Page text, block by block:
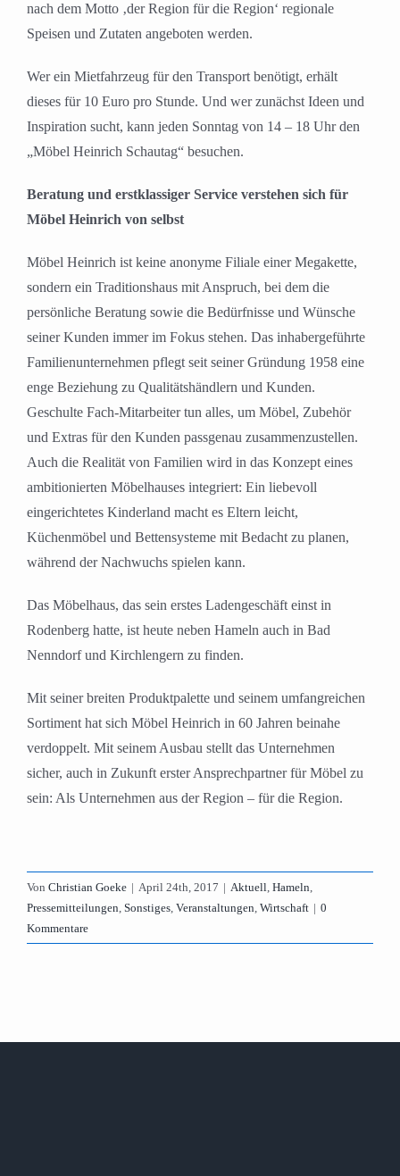
nach dem Motto ‚der Region für die Region‘ regionale
Speisen und Zutaten angeboten werden.
Wer ein Mietfahrzeug für den Transport benötigt, erhält
dieses für 10 Euro pro Stunde. Und wer zunächst Ideen und
Inspiration sucht, kann jeden Sonntag von 14 – 18 Uhr den
„Möbel Heinrich Schautag“ besuchen.
Beratung und erstklassiger Service verstehen sich für
Möbel Heinrich von selbst
Möbel Heinrich ist keine anonyme Filiale einer Megakette,
sondern ein Traditionshaus mit Anspruch, bei dem die
persönliche Beratung sowie die Bedürfnisse und Wünsche
seiner Kunden immer im Fokus stehen. Das inhabergeführte
Familienunternehmen pflegt seit seiner Gründung 1958 eine
enge Beziehung zu Qualitätshändlern und Kunden.
Geschulte Fach-Mitarbeiter tun alles, um Möbel, Zubehör
und Extras für den Kunden passgenau zusammenzustellen.
Auch die Realität von Familien wird in das Konzept eines
ambitionierten Möbelhauses integriert: Ein liebevoll
eingerichtetes Kinderland macht es Eltern leicht,
Küchenmöbel und Bettensysteme mit Bedacht zu planen,
während der Nachwuchs spielen kann.
Das Möbelhaus, das sein erstes Ladengeschäft einst in
Rodenberg hatte, ist heute neben Hameln auch in Bad
Nenndorf und Kirchlengern zu finden.
Mit seiner breiten Produktpalette und seinem umfangreichen
Sortiment hat sich Möbel Heinrich in 60 Jahren beinahe
verdoppelt. Mit seinem Ausbau stellt das Unternehmen
sicher, auch in Zukunft erster Ansprechpartner für Möbel zu
sein: Als Unternehmen aus der Region – für die Region.
Von Christian Goeke | April 24th, 2017 | Aktuell, Hameln,
Pressemitteilungen, Sonstiges, Veranstaltungen, Wirtschaft | 0
Kommentare